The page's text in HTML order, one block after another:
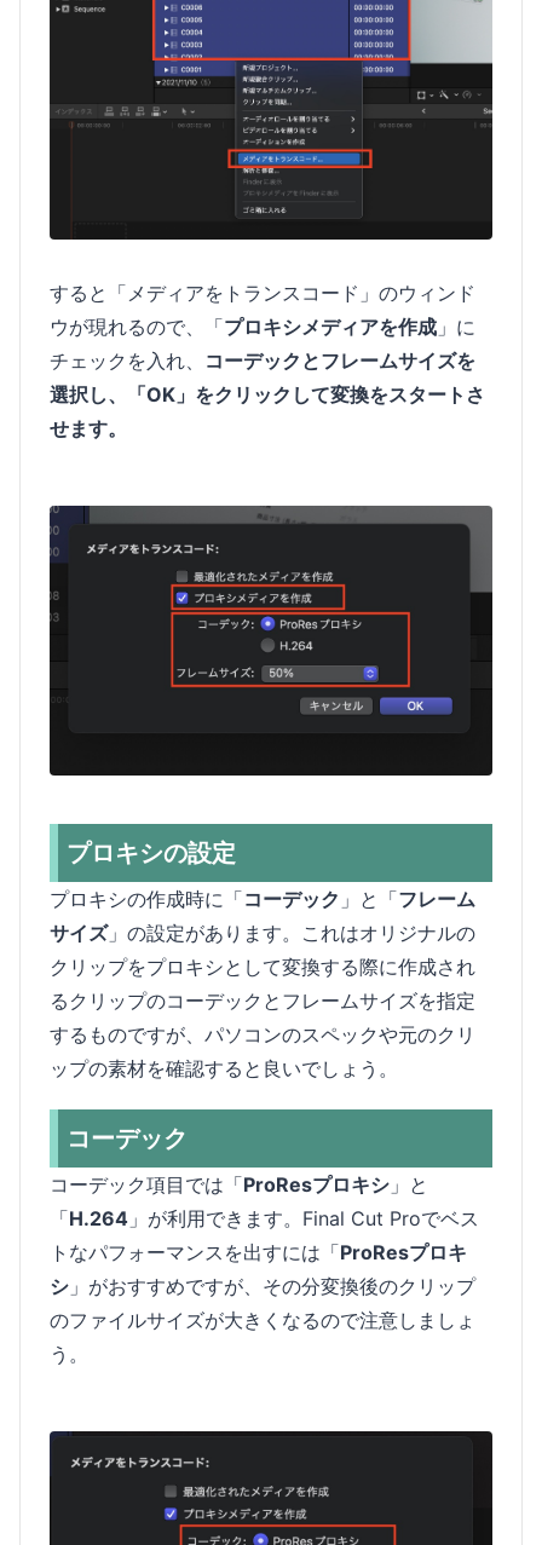
すると「メディアをトランスコード」のウィンド
ウが現れるので、「プロキシメディアを作成 」に
チェックを入れ、 コーデックとフレームサイズを
選択し、「OK」をクリックして変換をスタートさ
せます。
プロキシの設定
プロキシの作成時に「コーデック 」と「フレーム
サイズ」の設定があります。これはオリジナルの
クリップをプロキシとして変換する際に作成され
るクリップのコーデックとフレームサイズを指定
するものですが、パソコンのスペックや元のクリ
ップの素材を確認すると良いでしょう。
コーデック
コーデック項目では「ProResプロキシ 」と
「H.264 」が利用できます。Final Cut Proでベス
トなパフォーマンスを出すには「ProResプロキ
シ 」がおすすめですが、その分変換後のクリップ
のファイルサイズが大きくなるので注意しましょ
う。